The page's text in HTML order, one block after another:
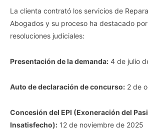
La clienta contrató los servicios de
Abogados y su proceso ha destacado
resoluciones judiciales:
Presentación de la demanda: 4 de julio
Auto de declaración de concurso: 2 de
Concesión del EPI (Exoneración del
Insatisfecho): 12 de noviembre de 2025